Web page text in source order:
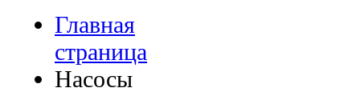
Главная
страница
Насосы